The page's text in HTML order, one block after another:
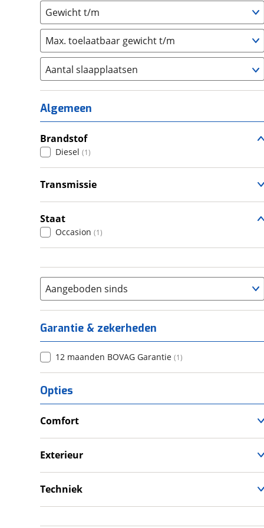
Gewicht t/m
Max. toelaatbaar gewicht t/m
Aantal slaapplaatsen
1 (0)
2 (0)
3 (0)
4 (1)
5 (0)
6+ (0)
Algemeen
Brandstof
Diesel (1)
Transmissie
Staat
Occasion (1)
Aangeboden sinds
Garantie & zekerheden
12 maanden BOVAG Garantie (1)
Opties
Comfort
Televisie
Wasruimte met toilet
Exterieur
Schotel
Techniek